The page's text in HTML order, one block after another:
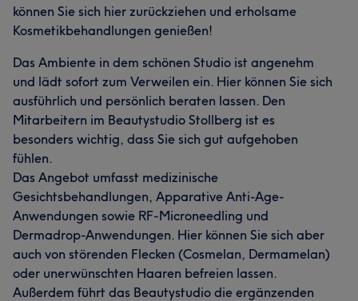
können Sie sich hier zurückziehen und erholsame
Kosmetikbehandlungen genießen!
Das Ambiente in dem schönen Studio ist angenehm
und lädt sofort zum Verweilen ein. Hier können Sie sich
ausführlich und persönlich beraten lassen. Den
Mitarbeitern im Beautystudio Stollberg ist es
besonders wichtig, dass Sie sich gut aufgehoben
fühlen.
Das Angebot umfasst medizinische
Gesichtsbehandlungen, Apparative Anti-Age-
Anwendungen sowie RF-Microneedling und
Dermadrop-Anwendungen. Hier können Sie sich aber
auch von störenden Flecken (Cosmelan, Dermamelan)
oder unerwünschten Haaren befreien lassen.
Außerdem führt das Beautystudio die ergänzenden